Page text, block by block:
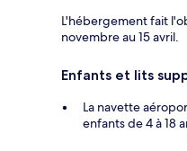
L'hébergement fait
novembre au 15 avril.
Enfants et lits
La navette
enfants de 4 à 18